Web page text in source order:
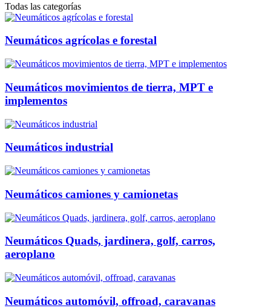
Todas las categorías
Neumáticos agrícolas e forestal
Neumáticos movimientos de tierra, MPT e
implementos
Neumáticos industrial
Neumáticos camiones y camionetas
Neumáticos Quads, jardinera, golf, carros,
aeroplano
Neumáticos automóvil, offroad, caravanas